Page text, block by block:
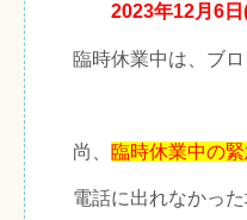
2023年12月6
臨時休業中は、ブ
尚、 臨時休業中の
電話に出れなかっ